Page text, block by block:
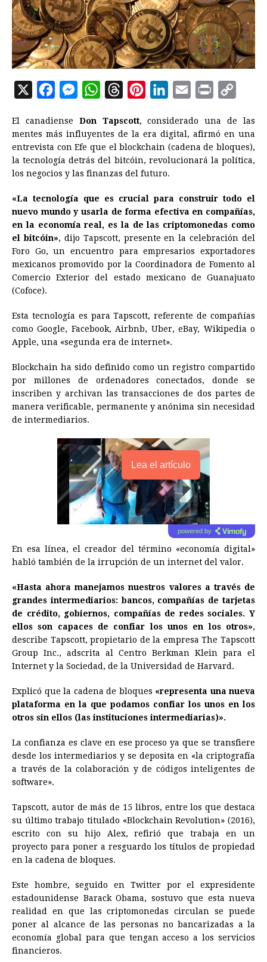
X
c
e
b
o
o
k
M
s
s
e
n
g
e
W
a
t
s
A
p
p
r
e
a
d
s
n
t
e
r
e
s
n
k
e
d
I
n
a
i
l
i
n
t
p
y
L
n
k
El canadiense Don Tapscott, considerado una de las
mentes más influyentes de la era digital, afirmó en una
entrevista con Efe que el blockchain (cadena de bloques),
la tecnología detrás del bitcóin, revolucionará la política,
los negocios y las finanzas del futuro.
«La tecnología que es crucial para construir todo el
nuevo mundo y usarla de forma efectiva en compañías,
en la economía real, es la de las criptomonedas como
el bitcóin», dijo Tapscott, presente en la celebración del
Foro Go, un encuentro para empresarios exportadores
mexicanos promovido por la Coordinadora de Fomento al
Comercio Exterior del estado mexicano de Guanajuato
(Cofoce).
Esta tecnología es para Tapscott, referente de compañías
como Google, Facebook, Airbnb, Uber, eBay, Wikipedia o
Apple, una «segunda era de internet».
Blockchain ha sido definido como un registro compartido
por millones de ordenadores conectados, donde se
inscriben y archivan las transacciones de dos partes de
manera verificable, permanente y anónima sin necesidad
de intermediarios.
Lea el artículo
powered by
En esa línea, el creador del término «economía digital»
habló también de la irrupción de un internet del valor.
«Hasta ahora manejamos nuestros valores a través de
grandes intermediarios: bancos, compañías de tarjetas
de crédito, gobiernos, compañías de redes sociales. Y
ellos son capaces de confiar los unos en los otros»,
describe Tapscott, propietario de la empresa The Tapscott
Group Inc., adscrita al Centro Berkman Klein para el
Internet y la Sociedad, de la Universidad de Harvard.
Explicó que la cadena de bloques «representa una nueva
plataforma en la que podamos confiar los unos en los
otros sin ellos (las instituciones intermediarias)».
La confianza es clave en ese proceso ya que se transfiere
desde los intermediarios y se deposita en «la criptografía
a través de la colaboración y de códigos inteligentes de
software».
Tapscott, autor de más de 15 libros, entre los que destaca
su último trabajo titulado «Blockchain Revolution» (2016),
escrito con su hijo Alex, refirió que trabaja en un
proyecto para poner a resguardo los títulos de propiedad
en la cadena de bloques.
Este hombre, seguido en Twitter por el expresidente
estadounidense Barack Obama, sostuvo que esta nueva
realidad en que las criptomonedas circulan se puede
poner al alcance de las personas no bancarizadas a la
economía global para que tengan acceso a los servicios
financieros.